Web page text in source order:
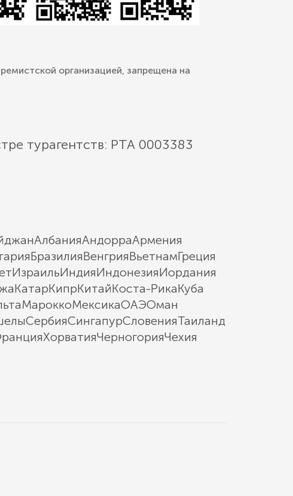
организацией, запрещена на
турагентств: РТА 0003383
АлбанияАндорраАрмения
БразилияВенгрияВьетнамГреция
ИзраильИндияИндонезияИордания
КатарКипрКитайКоста-РикаКуба
МароккоМексикаОАЭОман
СербияСингапурСловенияТаиланд
ХорватияЧерногорияЧехия